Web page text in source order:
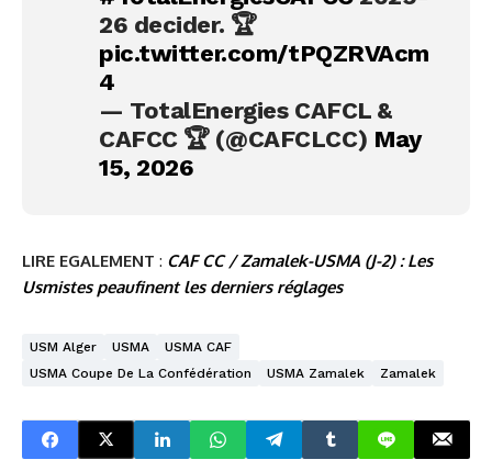
26 decider. 🏆
pic.twitter.com/tPQZRVAcm
4
— TotalEnergies CAFCL &
CAFCC 🏆 (@CAFCLCC) May
15, 2026
LIRE EGALEMENT : CAF CC / Zamalek-USMA (J-2) : Les
Usmistes peaufinent les derniers réglages
USM Alger USMA
USMA CAF
USMA Coupe De La Confédération
USMA Zamalek Zamalek